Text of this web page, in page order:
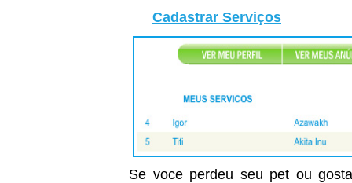
Cadastrar Serviços
Se voce perdeu seu pet ou